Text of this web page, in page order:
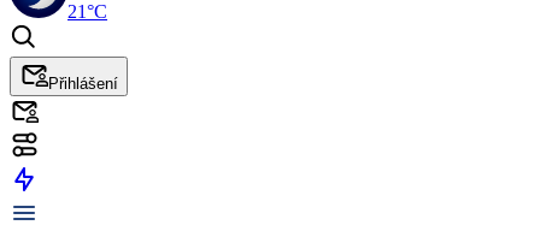
21°C
Přihlášení